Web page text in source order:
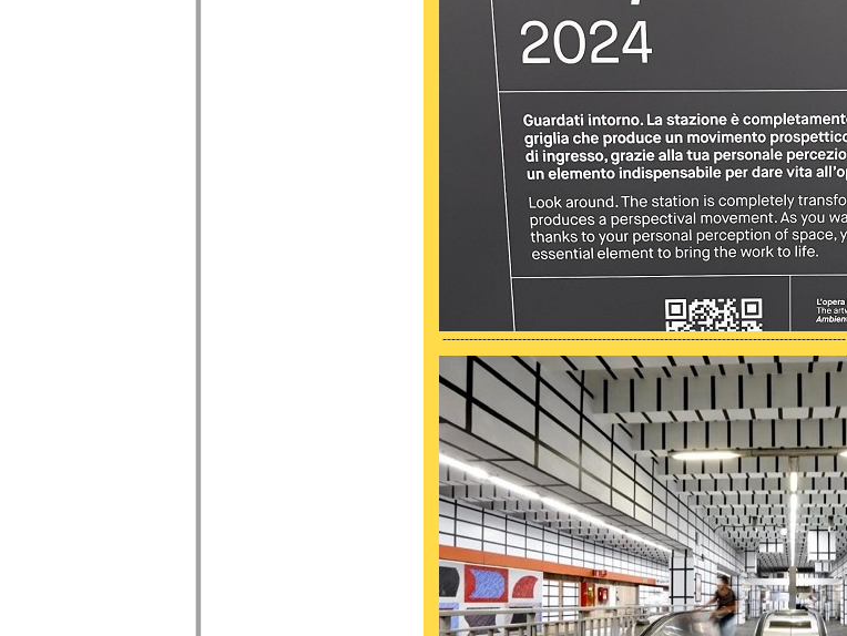
-------------------------------------------------------------------------------------------